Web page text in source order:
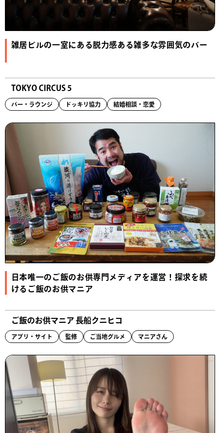
雑居ビルの一室にある脱力感ある雑多な雰囲気のバー
TOKYO CIRCUS 5
バー・ラウンジ ドッキリ協力 結婚相談・恋愛
日本唯一のご飯のお供専門メディアを運営！探求を続
けるご飯のお供マニア
ご飯のお供マニア 長船クニヒコ
アプリ・サイト 監修 ご当地グルメ マニアさん